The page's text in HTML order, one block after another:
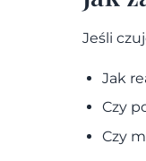
Jeśli
Jak
Czy
Czy